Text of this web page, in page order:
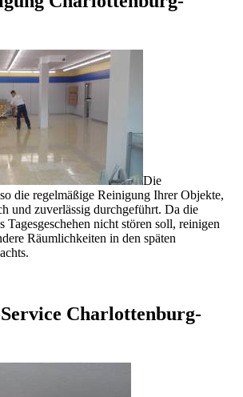
Die
die regelmäßige Reinigung Ihrer Objekte,
und zuverlässig durchgeführt. Da die
Tagesgeschehen nicht stören soll, reinigen
Räumlichkeiten in den späten
Charlottenburg-